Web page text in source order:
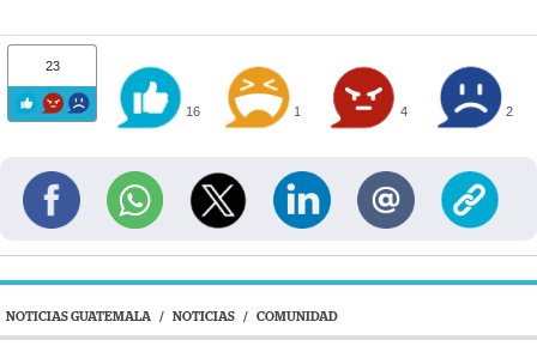
23
16 1 4 2
NOTICIAS GUATEMALA / NOTICIAS / COMUNIDAD